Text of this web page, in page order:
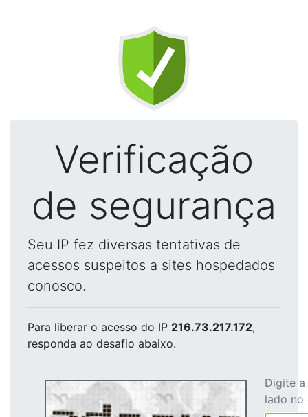
Verificação
de segurança
Seu IP fez diversas tentativas de
acessos suspeitos a sites hospedados
conosco.
Para liberar o acesso do IP 216.73.217.172,
responda ao desafio abaixo.
Digite
lado no